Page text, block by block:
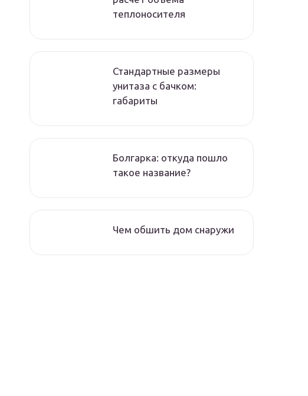
теплоносителя
Стандартные размеры
унитаза с бачком:
габариты
Болгарка: откуда пошло
такое название?
Чем обшить дом снаружи